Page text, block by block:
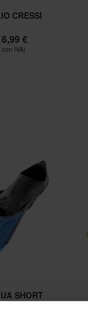
CRESSI
€
SHORT